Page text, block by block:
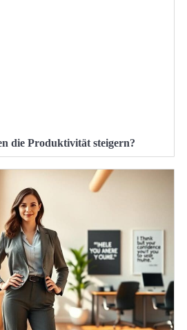
die Produktivität steigern?